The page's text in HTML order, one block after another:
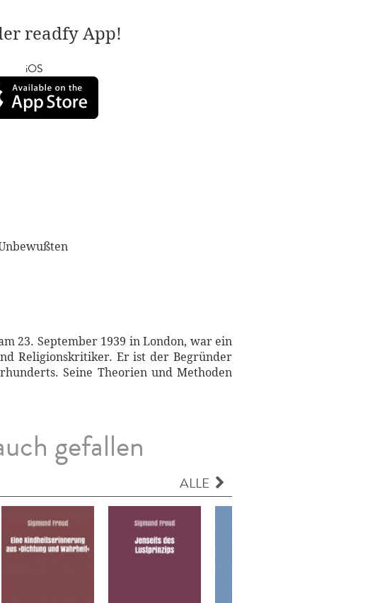
readfy App!
iOS
23. September 1939 in London, war ein
Religionskritiker. Er ist der Begründer
Seine Theorien und Methoden
gefallen
ALLE